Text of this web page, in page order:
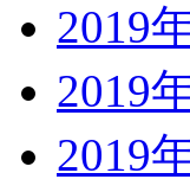
2019
2019
2019